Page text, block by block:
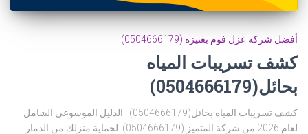
أفضل شركة عزل فوم بعنيزة (0504666179)
كشف تسريبات المياه
بحائل(0504666179)
كشف تسريبات المياه بحائل(0504666179) : الدليل الموسوعي الشامل
لعام 2026 من شركة المتميز (0504666179) لحماية منزلك من الدمار